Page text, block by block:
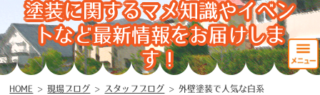
塗装に関するマメ知識やイベン
トなど最新情報をお届けしま
す！
HOME >現場ブログ > スタッフブログ >外壁塗装で人気な白系